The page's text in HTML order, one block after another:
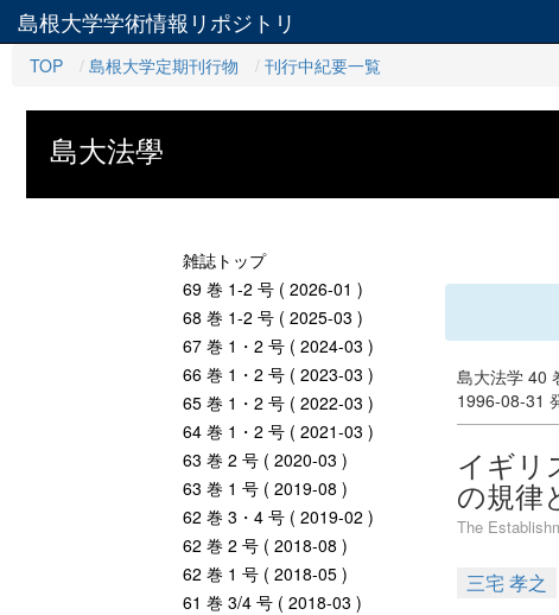
島根大学学術情報リポジトリ
TOP
島根大学定期刊行物 刊行中紀要一覧
島大法學
雑誌トップ
69 巻 1-2 号 ( 2026-01 )
68 巻 1-2 号 ( 2025-03 )
67 巻 1・2 号 ( 2024-03 )
66 巻 1・2 号 ( 2023-03 )
65 巻 1・2 号 ( 2022-03 )
64 巻 1・2 号 ( 2021-03 )
63 巻 2 号 ( 2020-03 )
63 巻 1 号 ( 2019-08 )
62 巻 3・4 号 ( 2019-02 )
62 巻 2 号 ( 2018-08 )
62 巻 1 号 ( 2018-05 )
61 巻 3/4 号 ( 2018-03 )
島大法学 40
1996-08-31
イギリ
の規律
The
三宅 孝之